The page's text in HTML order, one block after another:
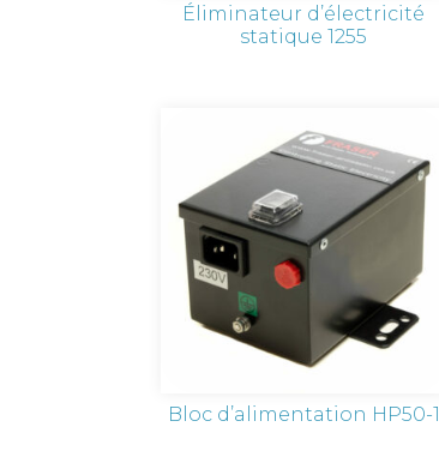
Éliminateur d’électricité
statique 1255
Bloc d’alimentation HP50-1